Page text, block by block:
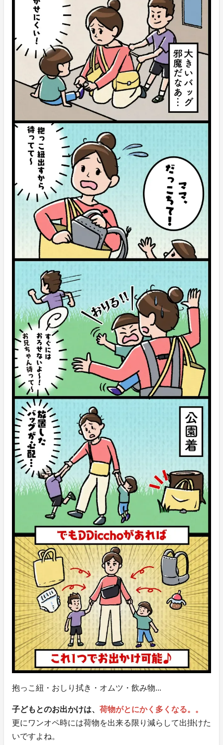
抱っこ紐・おしり拭き・オムツ・飲み物...
子どもとのお出かけは、 荷物がとにかく多くなる。。
更にワンオペ時には荷物を出来る限り減らして出掛けた
いですよね。